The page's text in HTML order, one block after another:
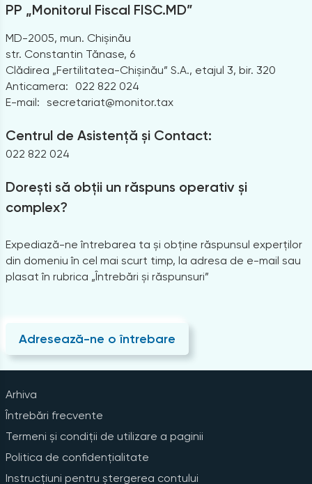
PP „Monitorul Fiscal FISC.MD”
MD-2005, mun. Chișinău
str. Constantin Tănase, 6
Clădirea „Fertilitatea-Chișinău” S.A., etajul 3, bir. 320
Anticamera:
022 822 024
E-mail: secretariat@monitor.tax
Centrul de Asistență și Contact:
022 822 024
Dorești să obții un răspuns operativ și
complex?
Expediază-ne întrebarea ta și obține răspunsul experților
din domeniu în cel mai scurt timp, la adresa de e-mail sau
plasat în rubrica „Întrebări și răspunsuri”
Adresează-ne o întrebare
Arhiva
Întrebări frecvente
Termeni și condiții de utilizare a paginii
Politica de confidențialitate
Instrucțiuni pentru ștergerea contului